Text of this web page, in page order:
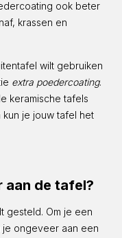
ook beter
krassen en
wilt gebruiken
extra poedercoating.
keramische tafels
je jouw tafel het
aan de tafel?
gesteld. Om je een
ongeveer aan een